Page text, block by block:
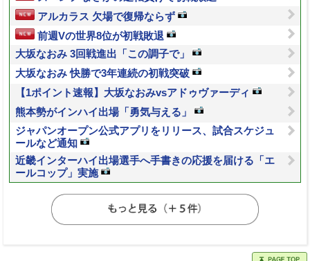
アルカラス 欠場で復帰ならず
前週Vの世界8位が初戦敗退
大坂なおみ 3回戦進出「この調子で」
大坂なおみ 快勝で3年連続の初戦突破
【1ポイント速報】大坂なおみvsアドゥヴァーディ
熊本勢がインハイ出場「勇気与える」
ジャパンオープン公式アプリをリリース、試合スケジュ
ールなど通知
近畿インターハイ出場選手へ手書きの応援を届ける「エ
ールコップ」実施